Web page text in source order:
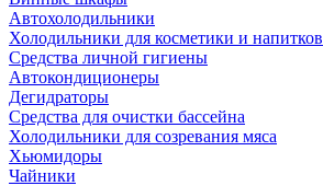
Автохолодильники
Холодильники для косметики и напитков
Cредства личной гигиены
Автокондиционеры
Дегидраторы
Средства для очистки бассейна
Холодильники для созревания мяса
Хьюмидоры
Чайники